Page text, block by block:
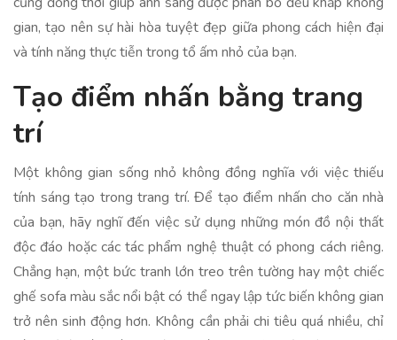
gian, tạo nên sự hài hòa tuyệt đẹp giữa phong cách hiện đại
và tính năng thực tiễn trong tổ ấm nhỏ của bạn.
Tạo điểm nhấn bằng trang
trí
Một không gian sống nhỏ không đồng nghĩa với việc thiếu
tính sáng tạo trong trang trí. Để tạo điểm nhấn cho căn nhà
của bạn, hãy nghĩ đến việc sử dụng những món đồ nội thất
độc đáo hoặc các tác phẩm nghệ thuật có phong cách riêng.
Chẳng hạn, một bức tranh lớn treo trên tường hay một chiếc
ghế sofa màu sắc nổi bật có thể ngay lập tức biến không gian
trở nên sinh động hơn. Không cần phải chi tiêu quá nhiều, chỉ